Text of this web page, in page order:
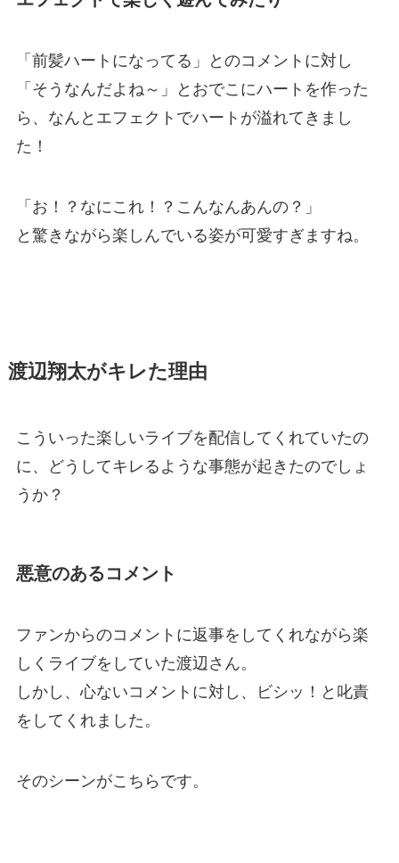
「前髪ハートになってる」とのコメントに対し
「そうなんだよね～」とおでこにハートを作った
ら、なんとエフェクトでハートが溢れてきまし
た！
「お！？なにこれ！？こんなんあんの？」
と驚きながら楽しんでいる姿が可愛すぎますね。
渡辺翔太がキレた理由
こういった楽しいライブを配信してくれていたの
に、どうしてキレるような事態が起きたのでしょ
うか？
悪意のあるコメント
ファンからのコメントに返事をしてくれながら楽
しくライブをしていた渡辺さん。
しかし、心ないコメントに対し、ビシッ！と叱責
をしてくれました。
そのシーンがこちらです。